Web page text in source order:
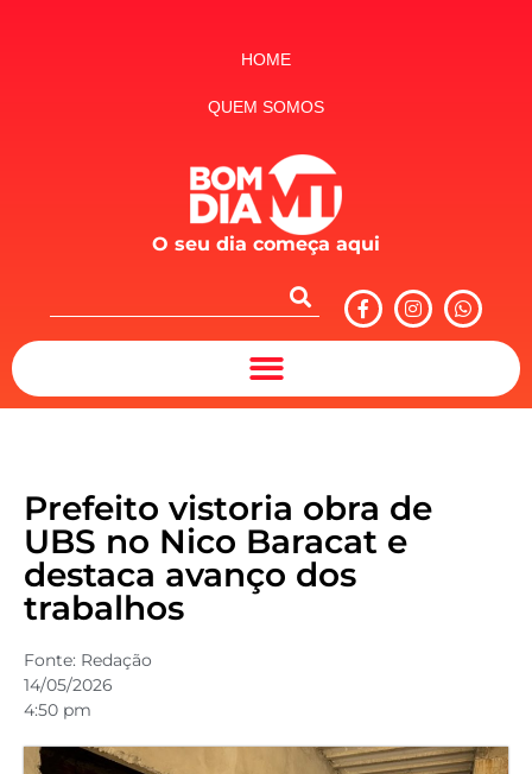
HOME
QUEM SOMOS
O seu dia começa aqui
Prefeito vistoria obra de
UBS no Nico Baracat e
destaca avanço dos
trabalhos
Fonte: Redação
14/05/2026
4:50 pm